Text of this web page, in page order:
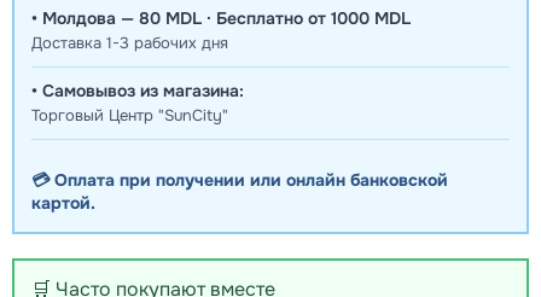
• Молдова — 80 MDL · Бесплатно от 1000 MDL
Доставка 1-3 рабочих дня
• Самовывоз из магазина:
Торговый Центр "SunCity"
💳 Оплата при получении или онлайн банковской
картой.
🛒 Часто покупают вместе